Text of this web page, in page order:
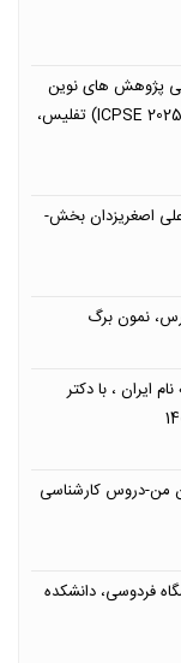
پژوهش های نوین
در روانشناسی،علوم اجتماعی،علوم تربیتی و آموزشی(ICPSE 2025) تفلیس،
نمون برگ گزارش، عربی -اسفند1395-علی اصغریزدان بخش-
نمون برگ
ایران ، با دکتر
من-دروس کارشناسی
بخش) دانشگاه فردوسی، دانشکده